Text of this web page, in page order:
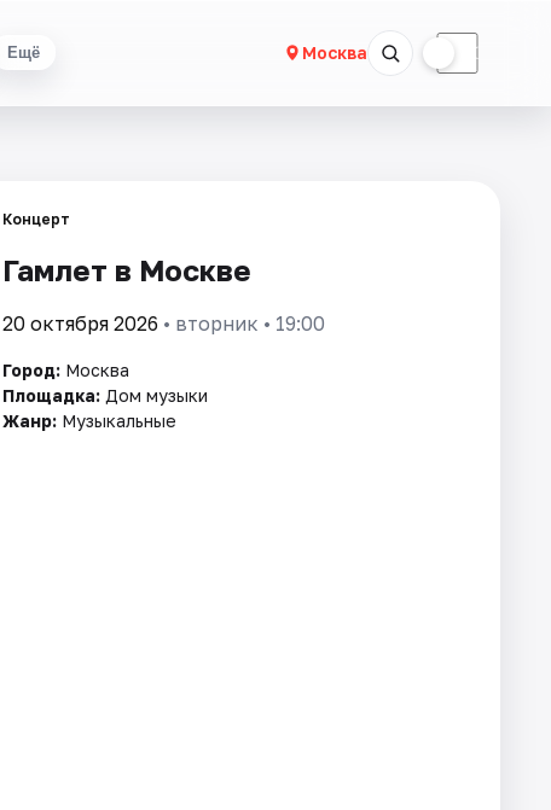
Ещё Москва ☾
Концерт
Гамлет в Москве
20 октября 2026 • вторник • 19:00
Город: Москва
Площадка: Дом музыки
Жанр: Музыкальные